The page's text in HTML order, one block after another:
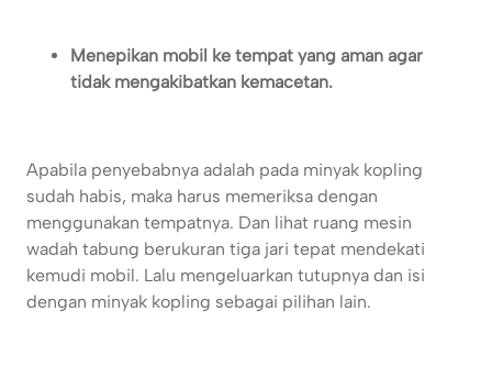
Menepikan mobil ke tempat yang aman agar
tidak mengakibatkan kemacetan.
Apabila penyebabnya adalah pada minyak kopling
sudah habis, maka harus memeriksa dengan
menggunakan tempatnya. Dan lihat ruang mesin
wadah tabung berukuran tiga jari tepat mendekati
kemudi mobil. Lalu mengeluarkan tutupnya dan isi
dengan minyak kopling sebagai pilihan lain.